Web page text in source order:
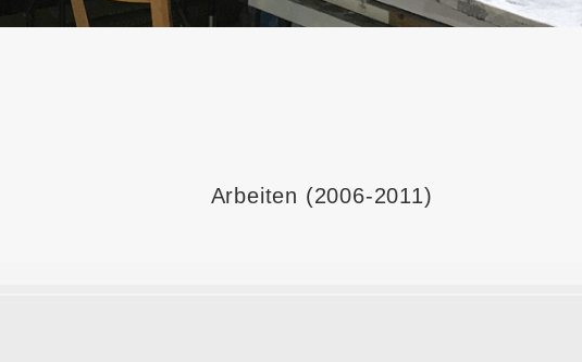
Arbeiten (2006-2011)